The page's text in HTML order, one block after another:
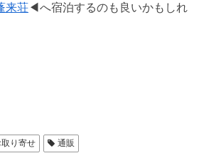
来荘◀へ宿泊するのも良いかもしれ
取り寄せ 通販